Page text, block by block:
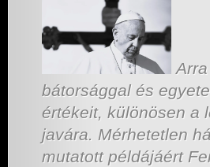
bátorsággal és
értékeit, különösen a
javára. Mérhetetlen
mutatott példájáért